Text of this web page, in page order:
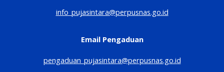
info_pujasintara@perpusnas.go.id
Email Pengaduan
pengaduan_pujasintara@perpusnas.go.id